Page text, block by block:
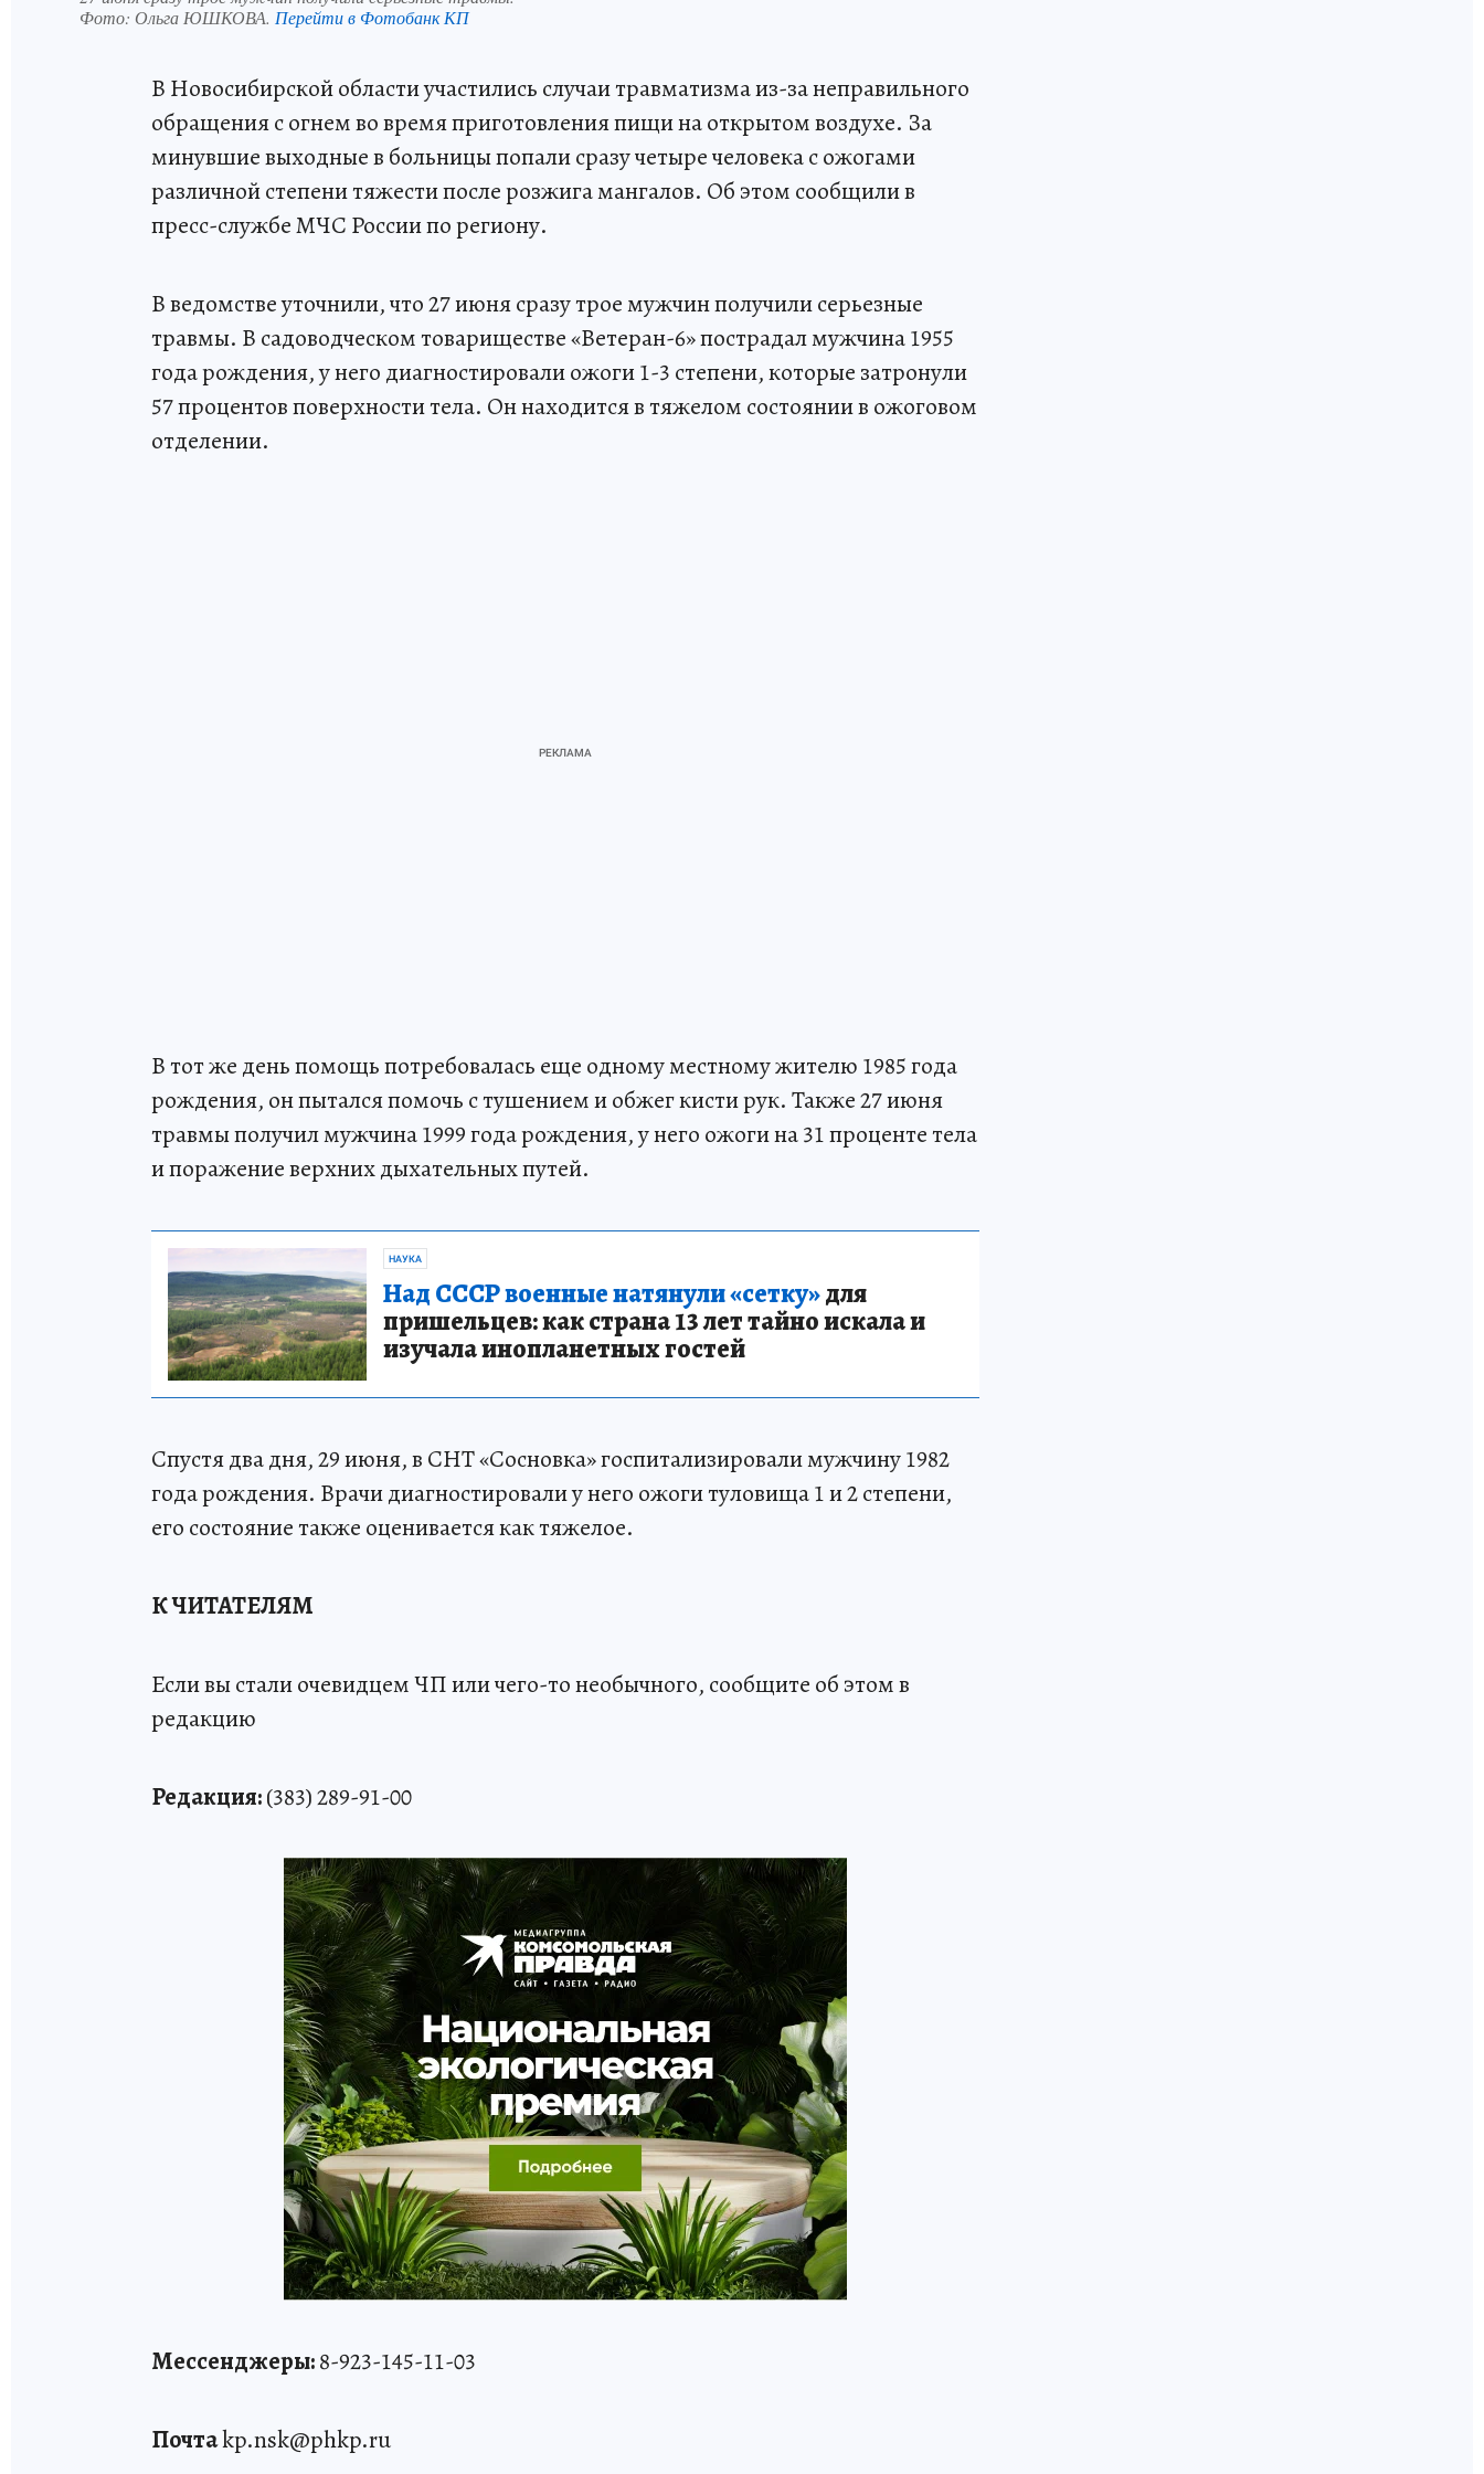
Фото: Ольга ЮШКОВА. Перейти в Фотобанк КП
В Новосибирской области участились случаи травматизма из-за неправильного
обращения с огнем во время приготовления пищи на открытом воздухе. За
минувшие выходные в больницы попали сразу четыре человека с ожогами
различной степени тяжести после розжига мангалов. Об этом сообщили в
пресс-службе МЧС России по региону.
В ведомстве уточнили, что 27 июня сразу трое мужчин получили серьезные
травмы. В садоводческом товариществе «Ветеран-6» пострадал мужчина 1955
года рождения, у него диагностировали ожоги 1-3 степени, которые затронули
57 процентов поверхности тела. Он находится в тяжелом состоянии в ожоговом
отделении.
В тот же день помощь потребовалась еще одному местному жителю 1985 года
рождения, он пытался помочь с тушением и обжег кисти рук. Также 27 июня
травмы получил мужчина 1999 года рождения, у него ожоги на 31 проценте тела
и поражение верхних дыхательных путей.
НАУКА
Над СССР военные натянули «сетку»для
пришельцев: как страна 13 лет тайно искала и
изучала инопланетных гостей
Спустя два дня, 29 июня, в СНТ «Сосновка» госпитализировали мужчину 1982
года рождения. Врачи диагностировали у него ожоги туловища 1 и 2 степени,
его состояние также оценивается как тяжелое.
К ЧИТАТЕЛЯМ
Если вы стали очевидцем ЧП или чего-то необычного, сообщите об этом в
редакцию
Редакция:(383) 289-91-00
Мессенджеры:8-923-145-11-03
Почтаkp.nsk@phkp.ru